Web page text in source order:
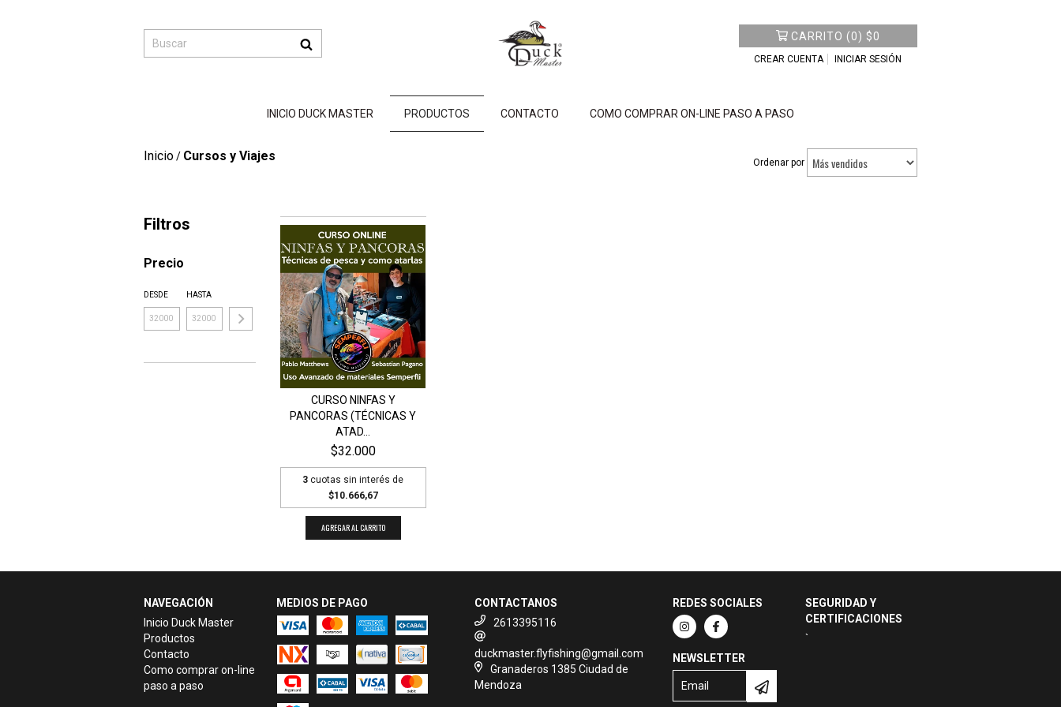
CARRITO (0) $0
CREAR CUENTA INICIAR SESIÓN
INICIO DUCK MASTER PRODUCTOS CONTACTO COMO COMPRAR ON-LINE PASO A PASO
Inicio/ Cursos y Viajes Ordenar por
Filtros
Precio
DESDE HASTA
CURSO NINFAS Y
PANCORAS (TÉCNICAS Y
ATAD...
$32.000
3 cuotas sin interés de
$10.666,67
NAVEGACIÓN
Inicio Duck Master
Productos
Contacto
Como comprar on-line
paso a paso
MEDIOS DE PAGO
CONTACTANOS
2613395116
duckmaster.flyfishing@gmail.com
Granaderos 1385 Ciudad de
Mendoza
REDES SOCIALES
NEWSLETTER
SEGURIDAD Y
CERTIFICACIONES
`